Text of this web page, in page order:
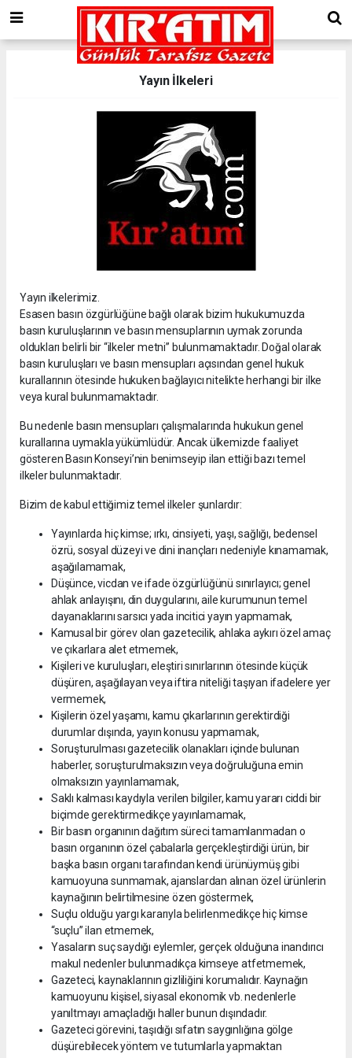
Yayın İlkeleri
Yayın ilkelerimiz.
Esasen basın özgürlüğüne bağlı olarak bizim hukukumuzda
basın kuruluşlarının ve basın mensuplarının uymak zorunda
oldukları belirli bir “ilkeler metni” bulunmamaktadır. Doğal olarak
basın kuruluşları ve basın mensupları açısından genel hukuk
kurallarının ötesinde hukuken bağlayıcı nitelikte herhangi bir ilke
veya kural bulunmamaktadır.
Bu nedenle basın mensupları çalışmalarında hukukun genel
kurallarına uymakla yükümlüdür. Ancak ülkemizde faaliyet
gösteren Basın Konseyi’nin benimseyip ilan ettiği bazı temel
ilkeler bulunmaktadır.
Bizim de kabul ettiğimiz temel ilkeler şunlardır:
Yayınlarda hiç kimse; ırkı, cinsiyeti, yaşı, sağlığı, bedensel
özrü, sosyal düzeyi ve dini inançları nedeniyle kınamamak,
aşağılamamak,
Düşünce, vicdan ve ifade özgürlüğünü sınırlayıcı; genel
ahlak anlayışını, din duygularını, aile kurumunun temel
dayanaklarını sarsıcı yada incitici yayın yapmamak,
Kamusal bir görev olan gazetecilik, ahlaka aykırı özel amaç
ve çıkarlara alet etmemek,
Kişileri ve kuruluşları, eleştiri sınırlarının ötesinde küçük
düşüren, aşağılayan veya iftira niteliği taşıyan ifadelere yer
vermemek,
Kişilerin özel yaşamı, kamu çıkarlarının gerektirdiği
durumlar dışında, yayın konusu yapmamak,
Soruşturulması gazetecilik olanakları içinde bulunan
haberler, soruşturulmaksızın veya doğruluğuna emin
olmaksızın yayınlamamak,
Saklı kalması kaydıyla verilen bilgiler, kamu yararı ciddi bir
biçimde gerektirmedikçe yayınlamamak,
Bir basın organının dağıtım süreci tamamlanmadan o
basın organının özel çabalarla gerçekleştirdiği ürün, bir
başka basın organı tarafından kendi ürünüymüş gibi
kamuoyuna sunmamak, ajanslardan alınan özel ürünlerin
kaynağının belirtilmesine özen göstermek,
Suçlu olduğu yargı kararıyla belirlenmedikçe hiç kimse
“suçlu” ilan etmemek,
Yasaların suç saydığı eylemler, gerçek olduğuna inandırıcı
makul nedenler bulunmadıkça kimseye atfetmemek,
Gazeteci, kaynaklarının gizliliğini korumalıdır. Kaynağın
kamuoyunu kişisel, siyasal ekonomik vb. nedenlerle
yanıltmayı amaçladığı haller bunun dışındadır.
Gazeteci görevini, taşıdığı sıfatın saygınlığına gölge
düşürebilecek yöntem ve tutumlarla yapmaktan